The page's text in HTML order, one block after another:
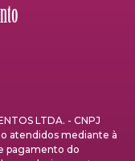
LTDA. - CNPJ
atendidos mediante à
pagamento do